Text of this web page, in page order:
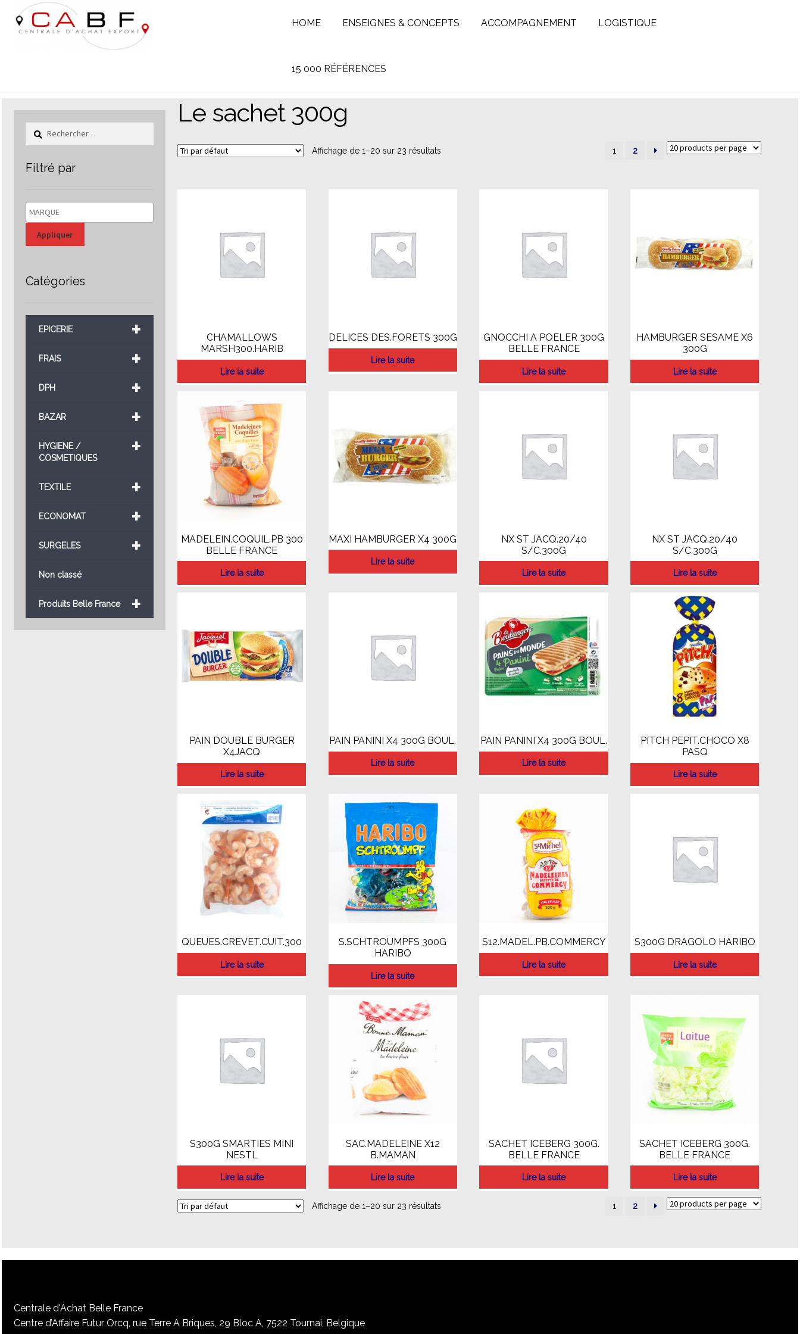
Aller
à
la
Aller
au
contenu
HOME ENSEIGNES & CONCEPTS ACCOMPAGNEMENT LOGISTIQUE
15 000 RÉFÉRENCES
Le sachet 300g
Affichage de 1–20 sur 23 résultats 1 2
CHAMALLOWS
MARSH300.HARIB
Lire la suite
DELICES DES.FORETS 300G
Lire la suite
GNOCCHI A POELER 300G
BELLE FRANCE
Lire la suite
HAMBURGER SESAME X6
300G
Lire la suite
MADELEIN.COQUIL.PB 300
BELLE FRANCE
Lire la suite
MAXI HAMBURGER X4 300G
Lire la suite
NX ST JACQ.20/40
S/C.300G
Lire la suite
NX ST JACQ.20/40
S/C.300G
Lire la suite
PAIN DOUBLE BURGER
X4JACQ
Lire la suite
PAIN PANINI X4 300G BOUL.
Lire la suite
PAIN PANINI X4 300G BOUL.
Lire la suite
PITCH PEPIT.CHOCO X8
PASQ
Lire la suite
QUEUES.CREVET.CUIT.300
Lire la suite
S.SCHTROUMPFS 300G
HARIBO
Lire la suite
S12.MADEL.PB.COMMERCY
Lire la suite
S300G DRAGOLO HARIBO
Lire la suite
S300G SMARTIES MINI
NESTL
Lire la suite
SAC.MADELEINE X12
B.MAMAN
Lire la suite
SACHET ICEBERG 300G.
BELLE FRANCE
Lire la suite
SACHET ICEBERG 300G.
BELLE FRANCE
Lire la suite
Affichage de 1–20 sur 23 résultats 1 2
Rechercher :
Filtré par
Appliquer
Catégories
+
EPICERIE
+
FRAIS
+
DPH
+
BAZAR
+
HYGIENE /
COSMETIQUES
+
TEXTILE
+
ECONOMAT
+
SURGELES
Non classé
+
Produits Belle France
Centrale d'Achat Belle France
Centre d’Affaire Futur Orcq, rue Terre A Briques, 29 Bloc A, 7522 Tournai, Belgique